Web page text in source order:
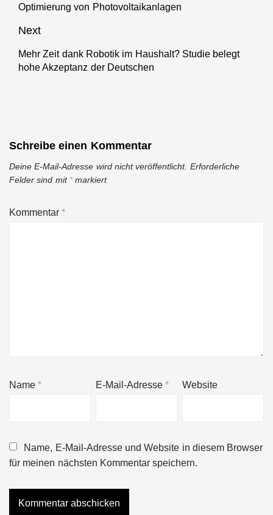
post:
Optimierung von Photovoltaikanlagen
Next
Next
post:
Mehr Zeit dank Robotik im Haushalt? Studie belegt
hohe Akzeptanz der Deutschen
Schreibe einen Kommentar
Deine E-Mail-Adresse wird nicht veröffentlicht. Erforderliche
Felder sind mit *markiert
Kommentar*
Name* E-Mail-Adresse* Website
Name, E-Mail-Adresse und Website in diesem Browser
für meinen nächsten Kommentar speichern.